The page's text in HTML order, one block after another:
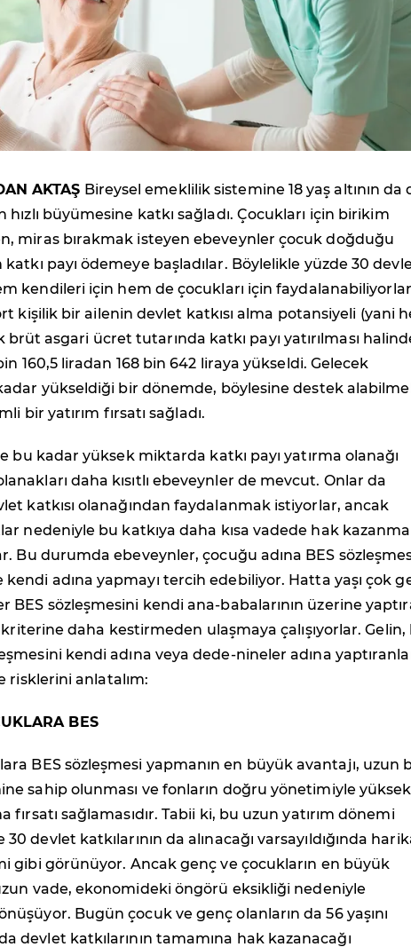
AKTAŞ Bireysel emeklilik sistemine 18 yaş altının da
hızlı büyümesine katkı sağladı. Çocukları için birikim
miras bırakmak isteyen ebeveynler çocuk doğduğu
payı ödemeye başladılar. Böylelikle yüzde 30
kendileri için hem de çocukları için
kişilik bir ailenin devlet katkısı alma potansiyeli (yani
brüt asgari ücret tutarında katkı payı yatırılması
160,5 liradan 168 bin 642 liraya yükseldi. Gelecek
kadar yükseldiği bir dönemde, böylesine destek
bir yatırım fırsatı sağladı.
bu kadar yüksek miktarda katkı payı yatırma olanağı
daha kısıtlı ebeveynler de mevcut. Onlar da
katkısı olanağından faydalanmak istiyorlar, ancak
nedeniyle bu katkıya daha kısa vadede hak kazanma
Bu durumda ebeveynler, çocuğu adına BES
adına yapmayı tercih edebiliyor. Hatta yaşı çok
BES sözleşmesini kendi ana-babalarının üzerine
kriterine daha kestirmeden ulaşmaya çalışıyorlar. Gelin,
kendi adına veya dede-nineler adına
risklerini anlatalım:
BES
BES sözleşmesi yapmanın en büyük avantajı, uzun
sahip olunması ve fonların doğru yönetimiyle
fırsatı sağlamasıdır. Tabii ki, bu uzun yatırım dönemi
devlet katkılarının da alınacağı varsayıldığında
gibi görünüyor. Ancak genç ve çocukların en büyük
vade, ekonomideki öngörü eksikliği nedeniyle
Bugün çocuk ve genç olanların da 56 yaşını
devlet katkılarının tamamına hak kazanacağı